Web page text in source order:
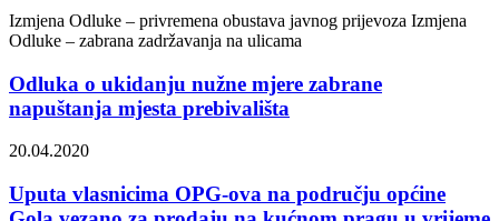
Izmjena Odluke – privremena obustava javnog prijevoza Izmjena
Odluke – zabrana zadržavanja na ulicama
Odluka o ukidanju nužne mjere zabrane
napuštanja mjesta prebivališta
20.04.2020
Uputa vlasnicima OPG-ova na području općine